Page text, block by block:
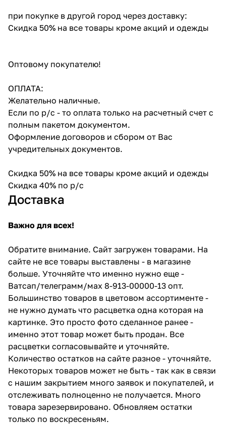
при покупке в другой город через доставку:
Скидка 50% на все товары кроме акций и одежды
Оптовому покупателю!
ОПЛАТА:
Желательно наличные.
Если по р/с - то оплата только на расчетный счет с
полным пакетом документом.
Оформление договоров и сбором от Вас
учредительных документов.
Скидка 50% на все товары кроме акций и одежды
Скидка 40% по р/с
Доставка
Важно для всех!
Обратите внимание. Сайт загружен товарами. На
сайте не все товары выставлены - в магазине
больше. Уточняйте что именно нужно еще -
Ватсап/телеграмм/мах 8-913-00000-13 опт.
Большинство товаров в цветовом ассортименте -
не нужно думать что расцветка одна которая на
картинке. Это просто фото сделанное ранее -
именно этот товар может быть продан. Все
расцветки согласовывайте и уточняйте.
Количество остатков на сайте разное - уточняйте.
Некоторых товаров может не быть - так как в связи
с нашим закрытием много заявок и покупателей, и
отслеживать полноценно не получается. Много
товара зарезервировано. Обновляем остатки
только по воскресеньям.